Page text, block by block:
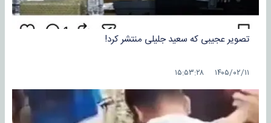
تصویر عجیبی که سعید جلیلی منتشر کرد!
۱۴۰۵/۰۲/۱۱ ۱۵:۵۳:۲۸